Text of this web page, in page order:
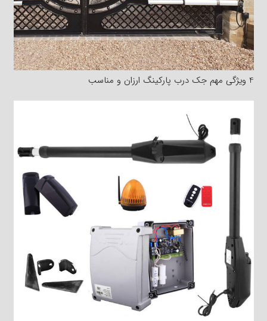
4 ویژگی مهم جک درب پارکینگ ارزان و مناسب